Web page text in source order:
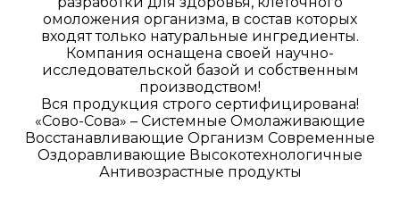
омоложения организма, в состав которых
входят только натуральные ингредиенты.
Компания оснащена своей научно-
исследовательской базой и собственным
производством!
Вся продукция строго сертифицирована!
«Сово-Сова» – Системные Омолаживающие
Восстанавливающие Организм Современные
Оздоравливающие Высокотехнологичные
Антивозрастные продукты